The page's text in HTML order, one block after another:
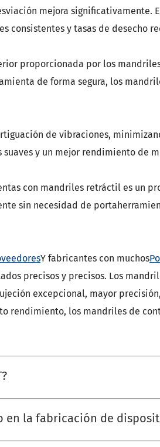
mejora
consistentes y tasas de desecho
proporcionada por los
de forma segura, los
de vibraciones,
y un mejor rendimiento de
con mandriles retráctil es un
sin necesidad de
Y fabricantes con muchos
precisos y precisos. Los
excepcional, mayor
rendimiento, los mandriles de
en la fabricación de